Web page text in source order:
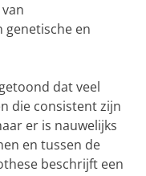
en
dat veel
die consistent zijn
er is nauwelijks
en tussen de
beschrijft een